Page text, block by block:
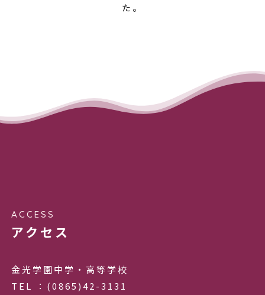
た。
ACCESS
アクセス
金光学園中学・高等学校
TEL ：(0865)42-3131